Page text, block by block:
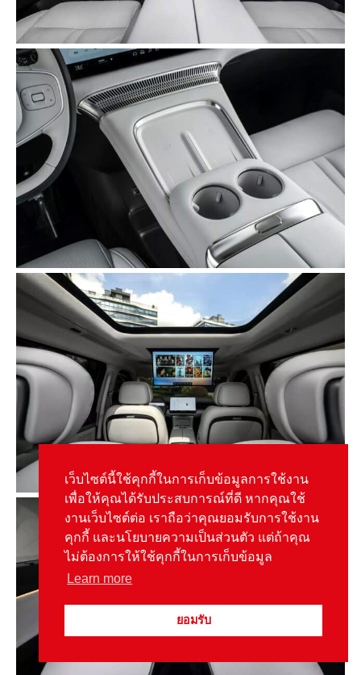
เว็บไซต์นี้ใช้คุกกี้ในการเก็บข้อมูลการใช้งาน
เพื่อให้คุณได้รับประสบการณ์ที่ดี หากคุณใช้
งานเว็บไซต์ต่อ เราถือว่าคุณยอมรับการใช้งาน
คุกกี้ และนโยบายความเป็นส่วนตัว แต่ถ้าคุณ
ไม่ต้องการให้ใช้คุกกี้ในการเก็บข้อมูล
Learn more
ยอมรับ